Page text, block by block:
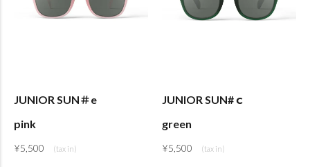
JUNIOR SUN＃e
pink
¥5,500
JUNIOR SUN#ｃ
green
¥5,500